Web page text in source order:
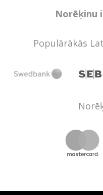
Norēķinu
Populārākās